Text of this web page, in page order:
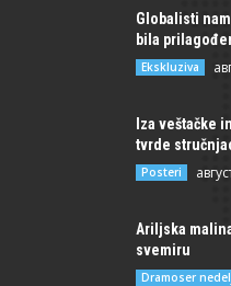
Globalisti
bila
Ekskluziva
Iza veštačke
tvrde
Posteri
Ariljska
svemiru
Dramoser